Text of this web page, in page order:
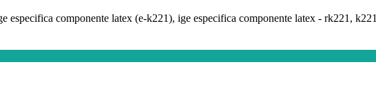
especifica componente latex (e-k221), ige especifica componente latex - rk221, k221